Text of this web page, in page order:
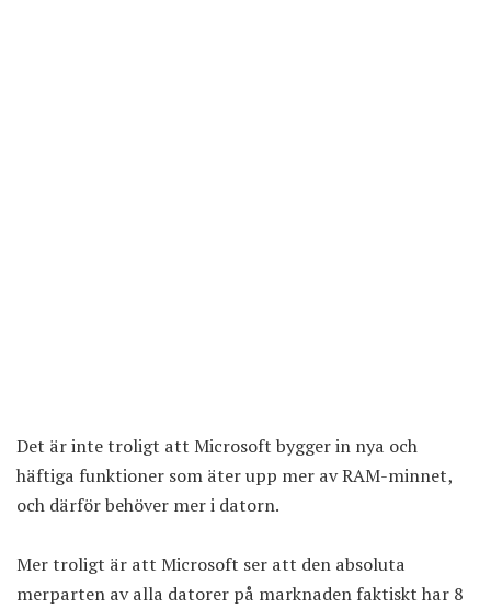
Det är inte troligt att Microsoft bygger in nya och
häftiga funktioner som äter upp mer av RAM-minnet,
och därför behöver mer i datorn.
Mer troligt är att Microsoft ser att den absoluta
merparten av alla datorer på marknaden faktiskt har 8